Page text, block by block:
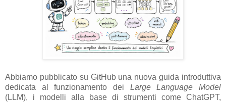
Abbiamo pubblicato su GitHub una nuova guida introduttiva
dedicata al funzionamento dei Large Language Model
(LLM), i modelli alla base di strumenti come ChatGPT,